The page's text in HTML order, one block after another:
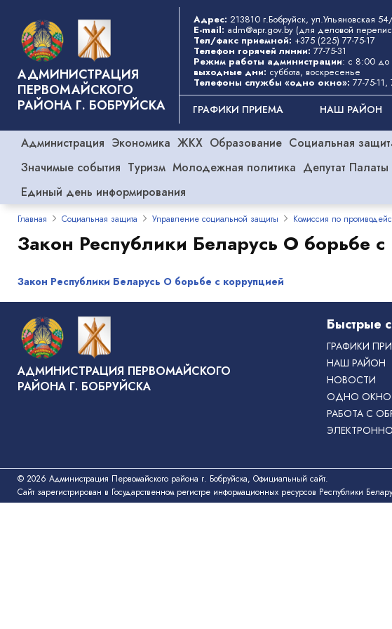
основному
содержанию
АДМИНИСТРАЦИЯ
ПЕРВОМАЙСКОГО
РАЙОНА Г. БОБРУЙСКА
Адрес:213810 г.Бобруйск, ул.Ульяновская
E-mail: adm@apr.gov.by (для деловой
Тел/факс приемной: +375 (225) 77-75-17
Телефон горячей линии: 77-75-31
Режим работы администрации: с 8:00 до
выходные дни: суббота, воскресенье
Телефоны службы «одно окно»: 77-75-11,
Основная
навигация
ГРАФИКИ ПРИЕМА НАШ РАЙОН
Категории
Администрация Экономика ЖКХ Образование Социальная
Значимые события Туризм Молодежная политика Депутат
Единый день информирования
Главная Социальная защита Управление социальной защиты Комиссия по
Закон Республики Беларусь О борьбе
Закон Республики Беларусь О борьбе с коррупцией
АДМИНИСТРАЦИЯ ПЕРВОМАЙСКОГО
РАЙОНА Г. БОБРУЙСКА
Быстрые
ГРАФИКИ
НАШ РАЙОН
НОВОСТИ
ОДНО ОКНО
РАБОТА С
© 2026 Администрация Первомайского района г. Бобруйска, Официальный сайт.
Сайт зарегистрирован в Государственном регистре информационных ресурсов Республики